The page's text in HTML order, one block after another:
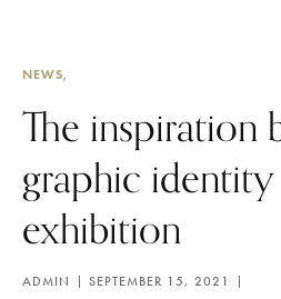
NEWS
The inspiration
graphic identity
exhibition
ADMIN SEPTEMBER 15, 2021